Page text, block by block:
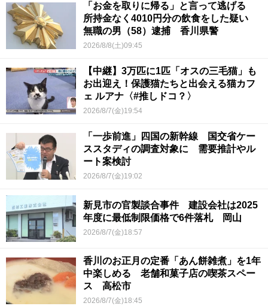
「お金を取りに帰る」と言って逃げる
所持金なく4010円分の飲食をした疑い
無職の男（58）逮捕 香川県警
2026/8/8(土)09:45
【中継】3万匹に1匹「オスの三毛猫」も
お出迎え！保護猫たちと出会える猫カフ
ェ ルアナ〈#推しドコ？〉
2026/8/7(金)19:54
「一歩前進」四国の新幹線 国交省ケー
ススタディの調査対象に 需要推計やル
ート案検討
2026/8/7(金)19:02
新見市の官製談合事件 建設会社は2025
年度に最低制限価格で6件落札 岡山
2026/8/7(金)18:57
香川のお正月の定番「あん餅雑煮」を1年
中楽しめる 老舗和菓子店の喫茶スペー
ス 高松市
2026/8/7(金)18:45